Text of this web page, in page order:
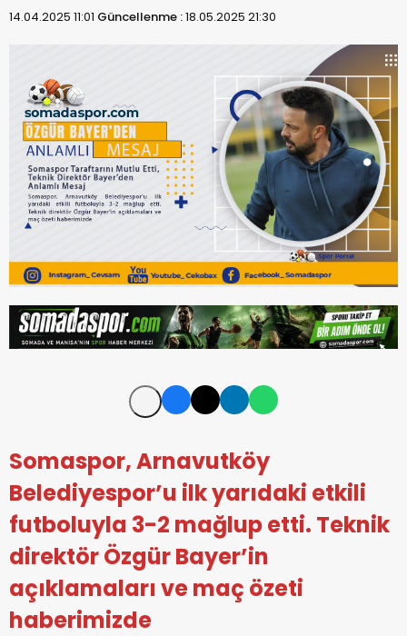
14.04.2025 11:01 Güncellenme :18.05.2025 21:30
Somaspor, Arnavutköy
Belediyespor’u ilk yarıdaki etkili
futboluyla 3-2 mağlup etti. Teknik
direktör Özgür Bayer’in
açıklamaları ve maç özeti
haberimizde